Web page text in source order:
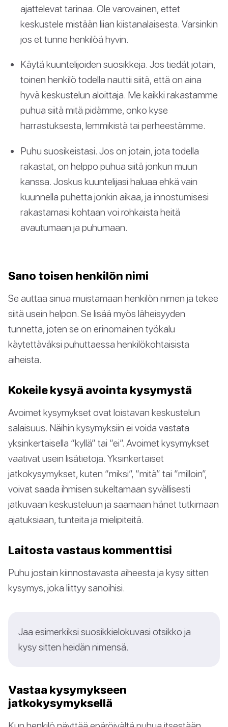
ajattelevat tarinaa. Ole varovainen, ettet
keskustele mistään liian kiistanalaisesta. Varsinkin
jos et tunne henkilöä hyvin.
Käytä kuuntelijoiden suosikkeja. Jos tiedät jotain,
toinen henkilö todella nauttii siitä, että on aina
hyvä keskustelun aloittaja. Me kaikki rakastamme
puhua siitä mitä pidämme, onko kyse
harrastuksesta, lemmikistä tai perheestämme.
Puhu suosikeistasi. Jos on jotain, jota todella
rakastat, on helppo puhua siitä jonkun muun
kanssa. Joskus kuuntelijasi haluaa ehkä vain
kuunnella puhetta jonkin aikaa, ja innostumisesi
rakastamasi kohtaan voi rohkaista heitä
avautumaan ja puhumaan.
Sano toisen henkilön nimi
Se auttaa sinua muistamaan henkilön nimen ja tekee
siitä usein helpon. Se lisää myös läheisyyden
tunnetta, joten se on erinomainen työkalu
käytettäväksi puhuttaessa henkilökohtaisista
aiheista.
Kokeile kysyä avointa kysymystä
Avoimet kysymykset ovat loistavan keskustelun
salaisuus. Näihin kysymyksiin ei voida vastata
yksinkertaisella “kyllä” tai “ei”. Avoimet kysymykset
vaativat usein lisätietoja. Yksinkertaiset
jatkokysymykset, kuten “miksi”, “mitä” tai “milloin”,
voivat saada ihmisen sukeltamaan syvällisesti
jatkuvaan keskusteluun ja saamaan hänet tutkimaan
ajatuksiaan, tunteita ja mielipiteitä.
Laitosta vastaus kommenttisi
Puhu jostain kiinnostavasta aiheesta ja kysy sitten
kysymys, joka liittyy sanoihisi.
Jaa esimerkiksi suosikkielokuvasi otsikko ja
kysy sitten heidän nimensä.
Vastaa kysymykseen
jatkokysymyksellä